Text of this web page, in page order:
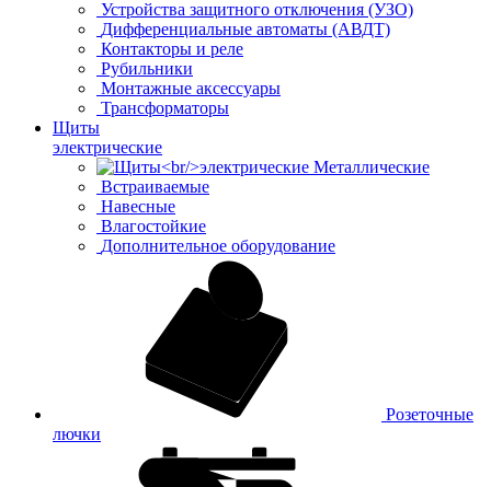
Устройства защитного отключения (УЗО)
Дифференциальные автоматы (АВДТ)
Контакторы и реле
Рубильники
Монтажные аксессуары
Трансформаторы
Щиты
электрические
Металлические
Встраиваемые
Навесные
Влагостойкие
Дополнительное оборудование
Розеточные
лючки